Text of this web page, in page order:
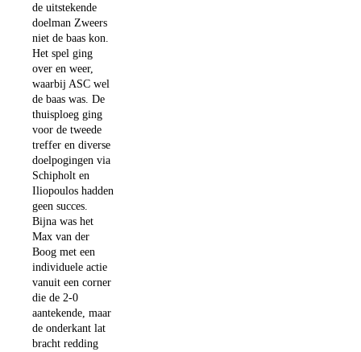
de uitstekende
doelman Zweers
niet de baas kon.
Het spel ging
over en weer,
waarbij ASC wel
de baas was. De
thuisploeg ging
voor de tweede
treffer en diverse
doelpogingen via
Schipholt en
Iliopoulos hadden
geen succes.
Bijna was het
Max van der
Boog met een
individuele actie
vanuit een corner
die de 2-0
aantekende, maar
de onderkant lat
bracht redding